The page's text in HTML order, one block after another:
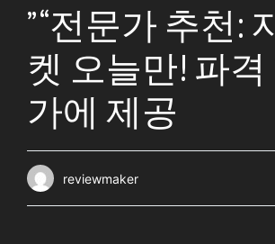
” “전문가 추천:
켓 오늘만! 파격
가에 제공
reviewmaker